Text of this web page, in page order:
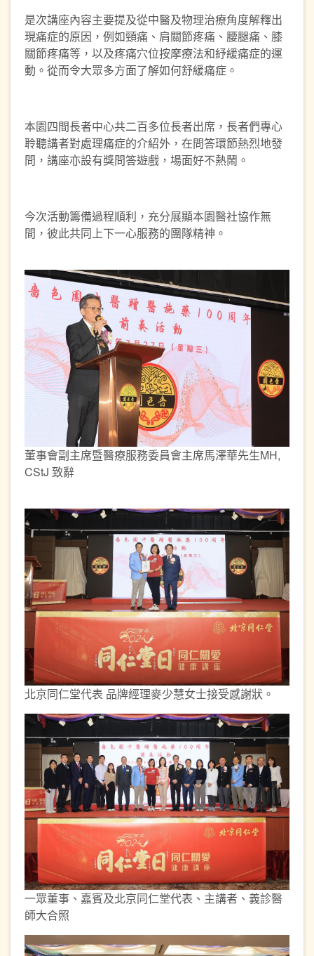
是次講座內容主要提及從中醫及物理治療角度解釋出
現痛症的原因，例如頸痛、肩關節疼痛、腰腿痛、膝
關節疼痛等，以及疼痛穴位按摩療法和紓緩痛症的運
動。從而令大眾多方面了解如何舒緩痛症。
本園四間長者中心共二百多位長者出席，長者們專心
聆聽講者對處理痛症的介紹外，在問答環節熱烈地發
問，講座亦設有獎問答遊戲，場面好不熱鬧。
今次活動籌備過程順利，充分展顯本園醫社協作無
間，彼此共同上下一心服務的團隊精神。
董事會副主席暨醫療服務委員會主席馬澤華先生MH,
CStJ 致辭
北京同仁堂代表 品牌經理麥少慧女士接受感謝狀。
一眾董事、嘉賓及北京同仁堂代表、主講者、義診醫
師大合照